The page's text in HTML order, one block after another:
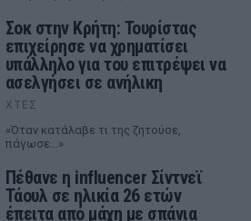
Σοκ στην Κρήτη: Τουρίστας
επιχείρησε να χρηματίσει
υπάλληλο για του επιτρέψει να
ασελγήσει σε ανήλικη
ΧΤΕΣ
«Όταν κατάλαβε τι της ζητούσε,
πάγωσε...»
Πέθανε η influencer Σίντνεϊ
Τάουλ σε ηλικία 26 ετών
έπειτα από μάχη με σπάνια